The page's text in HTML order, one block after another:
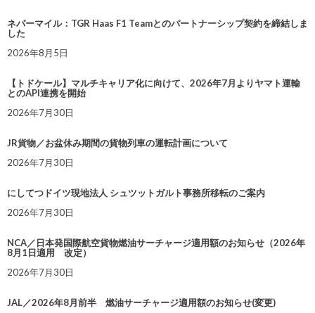
ネバーマイル：TGR Haas F1 Teamとのパートナーシップ契約を締結しま
した
2026年8月5日
【トドケール】マルチキャリア化に向けて、2026年7月よりヤマト運輸
とのAPI連携を開始
2026年7月30日
JR貨物／お盆休み期間の貨物列車の運転計画について
2026年7月30日
にしてつドイツ現地法人 シュツットガルト事務所移転のご案内
2026年7月30日
NCA／日本発国際航空貨物燃油サーチャージ適用額のお知らせ（2026年
8月1日適用 改定）
2026年7月30日
JAL／2026年8月前半 燃油サーチャージ適用額のお知らせ(変更)